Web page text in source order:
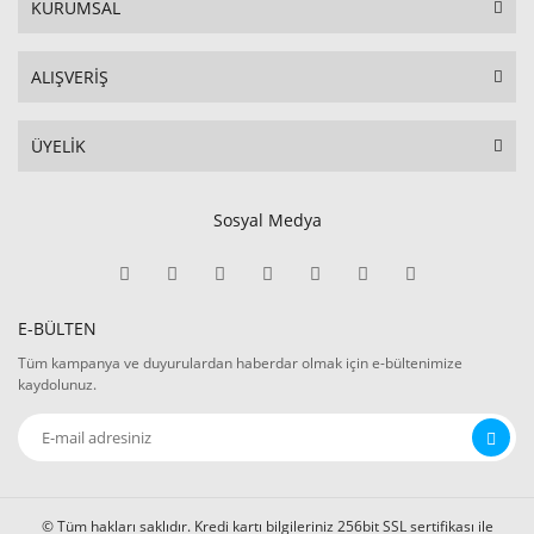
KURUMSAL
ALIŞVERİŞ
ÜYELİK
Sosyal Medya
E-BÜLTEN
Tüm kampanya ve duyurulardan haberdar olmak için e-bültenimize
kaydolunuz.
© Tüm hakları saklıdır. Kredi kartı bilgileriniz 256bit SSL sertifikası ile